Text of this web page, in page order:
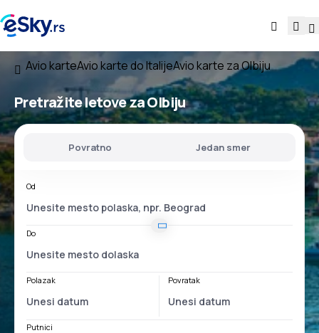
Avio karteAvio karte do ItalijeAvio karte za Olbiju
Pretražite letove za Olbiju
Povratno Jedan smer
Od
Do
Polazak Povratak
Putnici